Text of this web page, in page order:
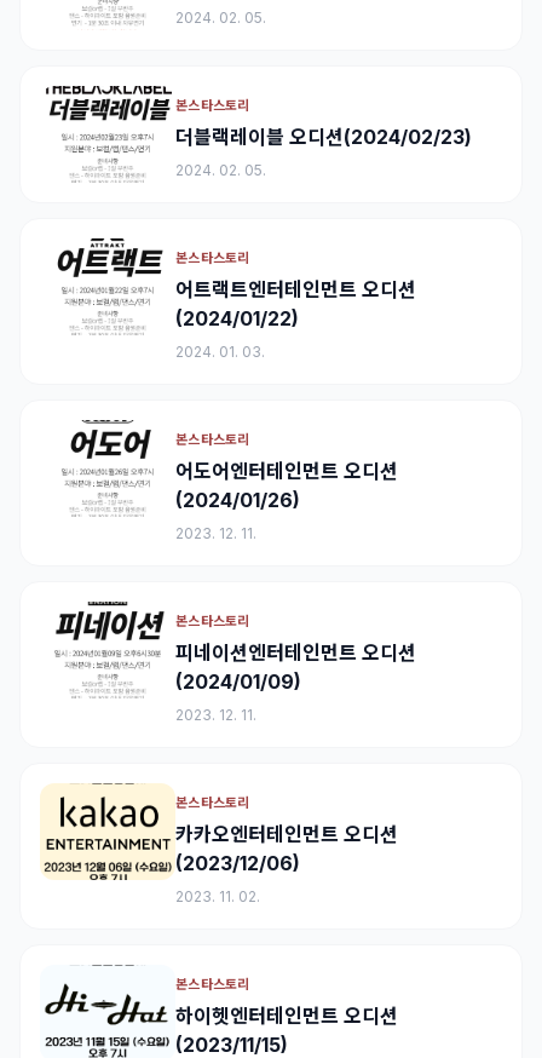
2024. 02. 05.
본스타스토리
더블랙레이블 오디션(2024/02/23)
2024. 02. 05.
본스타스토리
어트랙트엔터테인먼트 오디션
(2024/01/22)
2024. 01. 03.
본스타스토리
어도어엔터테인먼트 오디션
(2024/01/26)
2023. 12. 11.
본스타스토리
피네이션엔터테인먼트 오디션
(2024/01/09)
2023. 12. 11.
본스타스토리
카카오엔터테인먼트 오디션
(2023/12/06)
2023. 11. 02.
본스타스토리
하이헷엔터테인먼트 오디션
(2023/11/15)